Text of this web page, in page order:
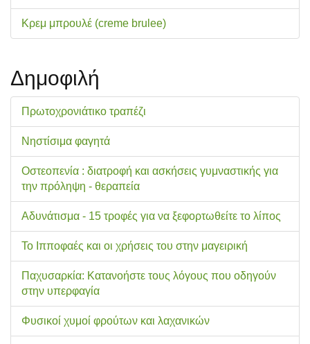
Κρεμ μπρουλέ (creme brulee)
Δημοφιλή
Πρωτοχρονιάτικο τραπέζι
Νηστίσιμα φαγητά
Οστεοπενία : διατροφή και ασκήσεις γυμναστικής για
την πρόληψη - θεραπεία
Αδυνάτισμα - 15 τροφές για να ξεφορτωθείτε το λίπος
Το Ιπποφαές και οι χρήσεις του στην μαγειρική
Παχυσαρκία: Κατανοήστε τους λόγους που οδηγούν
στην υπερφαγία
Φυσικοί χυμοί φρούτων και λαχανικών